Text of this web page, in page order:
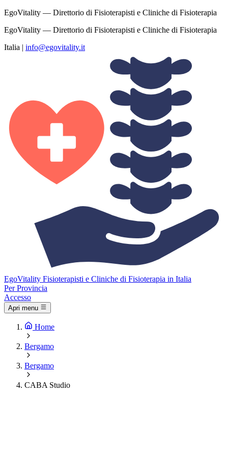
EgoVitality — Direttorio di Fisioterapisti e Cliniche di Fisioterapia
EgoVitality — Direttorio di Fisioterapisti e Cliniche di Fisioterapia
Italia | info@egovitality.it
EgoVitality Fisioterapisti e Cliniche di Fisioterapia in Italia
Per Provincia
Accesso
Apri menu
Home
Bergamo
Bergamo
CABA Studio